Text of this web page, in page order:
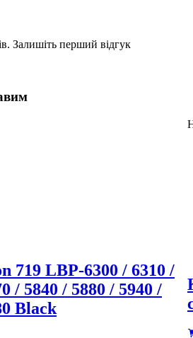
Залишіть перший відгук
719 LBP-6300 / 6310 /
/ 5840 / 5880 / 5940 /
Black